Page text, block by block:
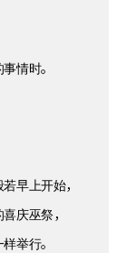
情时。
早上开始，
庆巫祭，
举行。